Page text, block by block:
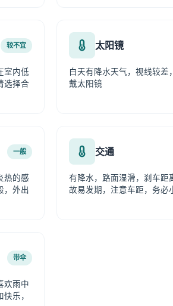
较不宜
室内低
选择合
太阳镜
白天有降水天气，视线较差
戴太阳镜
一般
热的感
，外出
交通
有降水，路面湿滑，刹车距
故易发期，注意车距，务必
带伞
欢雨中
乐，